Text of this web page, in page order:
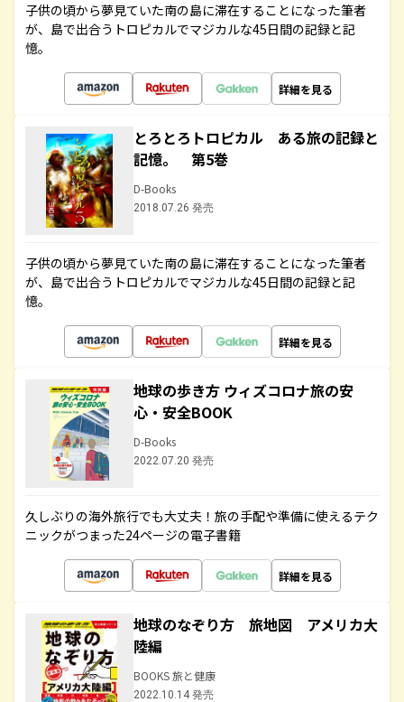
子供の頃から夢見ていた南の島に滞在することになった筆者
が、島で出合うトロピカルでマジカルな45日間の記録と記
憶。
詳細を見る
とろとろトロピカル ある旅の記録と
記憶。 第5巻
D-Books
2018.07.26 発売
子供の頃から夢見ていた南の島に滞在することになった筆者
が、島で出合うトロピカルでマジカルな45日間の記録と記
憶。
詳細を見る
地球の歩き方 ウィズコロナ旅の安
心・安全BOOK
D-Books
2022.07.20 発売
久しぶりの海外旅行でも大丈夫！旅の手配や準備に使えるテク
ニックがつまった24ページの電子書籍
詳細を見る
地球のなぞり方 旅地図 アメリカ大
陸編
BOOKS 旅と健康
2022.10.14 発売